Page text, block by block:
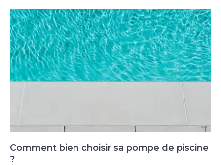
Comment bien choisir sa pompe de piscine
?